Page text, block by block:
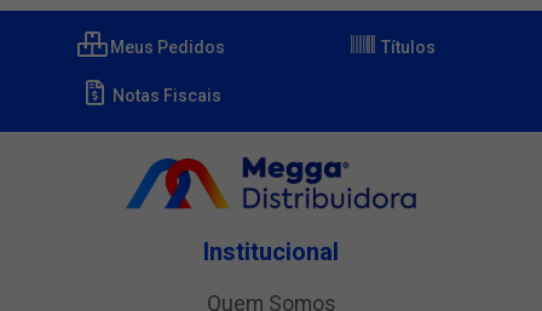
Meus Pedidos Títulos
Notas Fiscais
Institucional
Quem Somos